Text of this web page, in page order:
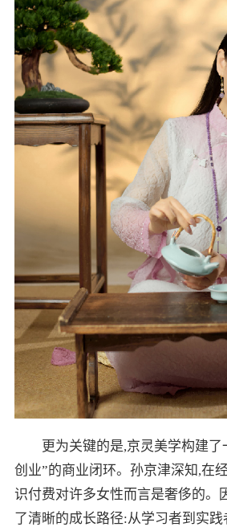
更为关键的是,京灵美学构建了
创业”的商业闭环。孙京津深知,在
识付费对许多女性而言是奢侈的。
了清晰的成长路径:从学习者到实